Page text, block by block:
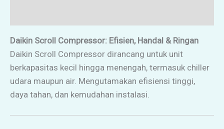
Daikin Scroll Compressor: Efisien, Handal & Ringan
Daikin Scroll Compressor dirancang untuk unit
berkapasitas kecil hingga menengah, termasuk chiller
udara maupun air. Mengutamakan efisiensi tinggi,
daya tahan, dan kemudahan instalasi.